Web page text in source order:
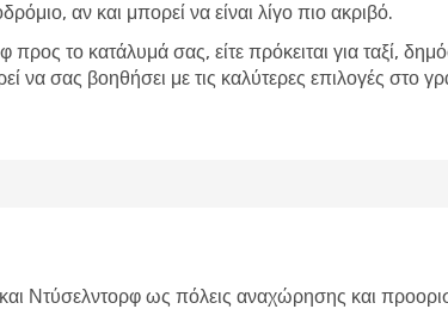
αν και μπορεί να είναι λίγο πιο ακριβό.
το κατάλυμά σας, είτε πρόκειται για ταξί,
σας βοηθήσει με τις καλύτερες επιλογές στο
Ντύσελντορφ ως πόλεις αναχώρησης και